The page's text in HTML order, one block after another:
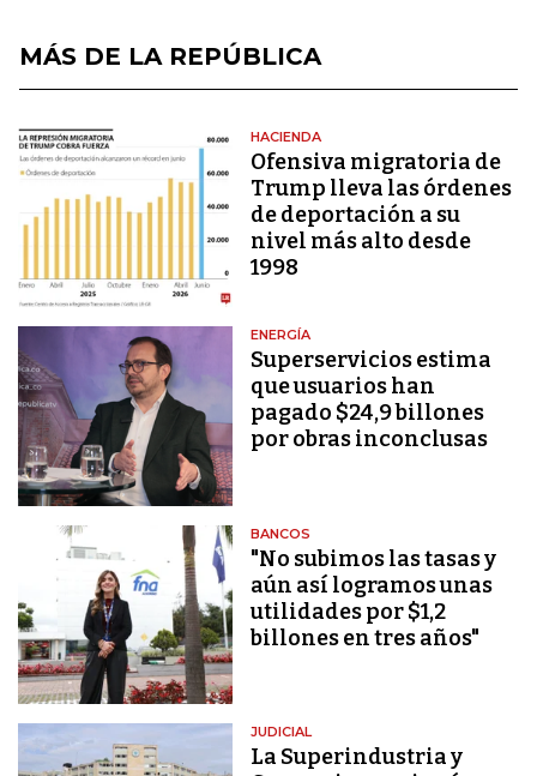
MÁS DE LA REPÚBLICA
HACIENDA
Ofensiva migratoria de
Trump lleva las órdenes
de deportación a su
nivel más alto desde
1998
ENERGÍA
Superservicios estima
que usuarios han
pagado $24,9 billones
por obras inconclusas
BANCOS
"No subimos las tasas y
aún así logramos unas
utilidades por $1,2
billones en tres años"
JUDICIAL
La Superindustria y